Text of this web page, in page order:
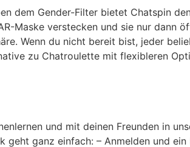
dem Gender-Filter bietet Chatspin
Maske verstecken und sie nur dann
Wenn du nicht bereit bist, jeder
zu Chatroulette mit flexibleren
und mit deinen Freunden in
geht ganz einfach: – Anmelden und